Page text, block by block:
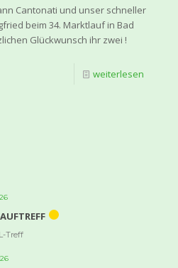
Cantonati und unser schneller
beim 34. Marktlauf in Bad
Glückwunsch ihr zwei !
weiterlesen
Treff